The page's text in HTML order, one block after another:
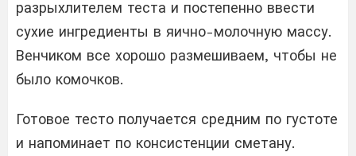
разрыхлителем теста и постепенно ввести
сухие ингредиенты в яично-молочную массу.
Венчиком все хорошо размешиваем, чтобы не
было комочков.
Готовое тесто получается средним по густоте
и напоминает по консистенции сметану.